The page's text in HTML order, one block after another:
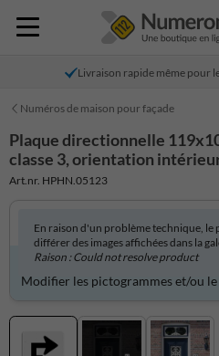
Livraison rapide même pour
Numéros de maison pour façade
Plaque directionnelle
classe 3, orientation
Art.nr. HPHN.05123
En raison d'un problème technique,
différer des images affichées dans la
Raison : Could not resolve product
Produit personnalisable ?
Modifier les pictogrammes et/ou